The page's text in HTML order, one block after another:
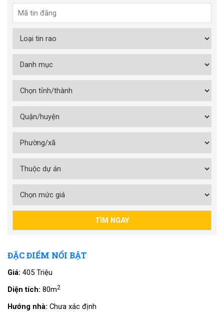
ĐẶC ĐIỂM NỔI BẬT
Giá: 405 Triệu
Diện tích: 80m2
Hướng nhà: Chưa xác định